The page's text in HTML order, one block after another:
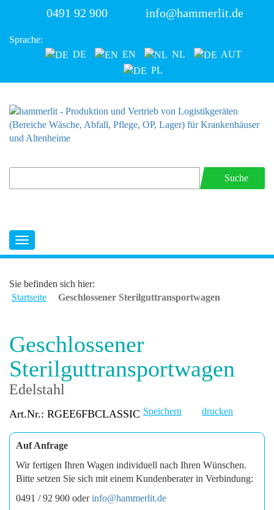
0491 92 900 info@hammerlit.de
Sprache:
DE
EN NL
AUT
PL
Suche
Sie befinden sich hier:
Startseite
Geschlossener Sterilguttransportwagen
Geschlossener
Sterilguttransportwagen
Edelstahl
Art.Nr.: RGEE6FBCLASSIC Speichern drucken
Auf Anfrage
Wir fertigen Ihren Wagen individuell nach Ihren Wünschen.
Bitte setzen Sie sich mit einem Kundenberater in Verbindung:
0491 / 92 900 oderinfo@hammerlit.de